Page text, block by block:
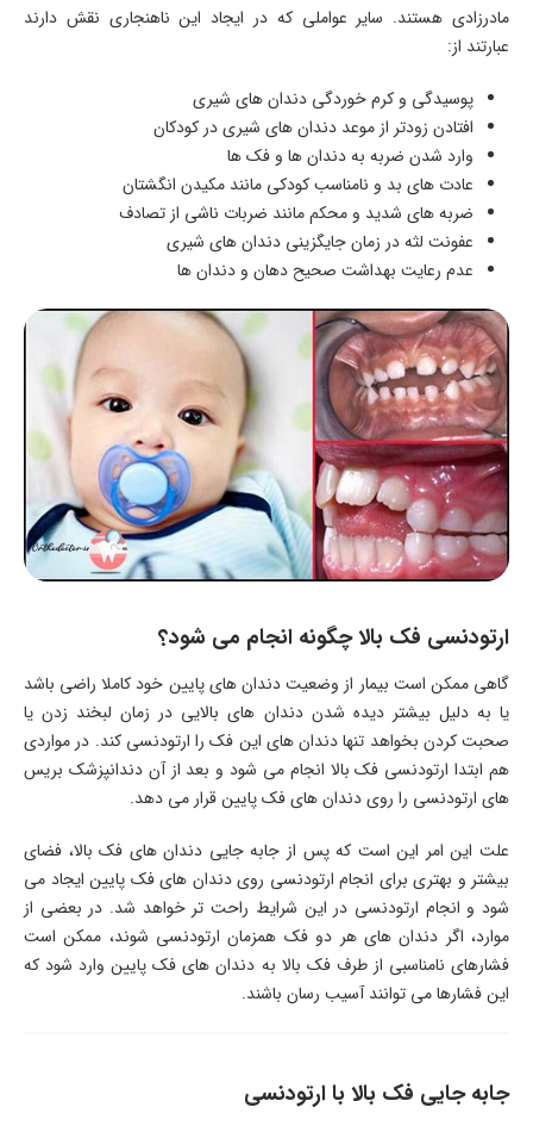
مادرزادی هستند. سایر عواملی که در ایجاد این ناهنجاری نقش دارند
عبارتند از:
پوسیدگی و کرم خوردگی دندان های شیری
افتادن زودتر از موعد دندان های شیری در کودکان
وارد شدن ضربه به دندان ها و فک ها
عادت های بد و نامناسب کودکی مانند مکیدن انگشتان
ضربه های شدید و محکم مانند ضربات ناشی از تصادف
عفونت لثه در زمان جایگزینی دندان های شیری
عدم رعایت بهداشت صحیح دهان و دندان ها
ارتودنسی فک بالا چگونه انجام می شود؟
گاهی ممکن است بیمار از وضعیت دندان های پایین خود کاملا راضی باشد
یا به دلیل بیشتر دیده شدن دندان های بالایی در زمان لبخند زدن یا
صحبت کردن بخواهد تنها دندان های این فک را ارتودنسی کند. در مواردی
هم ابتدا ارتودنسی فک بالا انجام می شود و بعد از آن دندانپزشک بریس
های ارتودنسی را روی دندان های فک پایین قرار می دهد.
علت این امر این است که پس از جابه‌ جایی دندان های فک بالا، فضای
بیشتر و بهتری برای انجام ارتودنسی روی دندان های فک پایین ایجاد می
شود و انجام ارتودنسی در این شرایط راحت تر خواهد شد. در بعضی از
موارد، اگر دندان های هر دو فک همزمان ارتودنسی شوند، ممکن است
فشارهای نامناسبی از طرف فک بالا به دندان های فک پایین وارد شود که
این فشارها می توانند آسیب رسان باشند.
جابه‌ جایی فک بالا با ارتودنسی